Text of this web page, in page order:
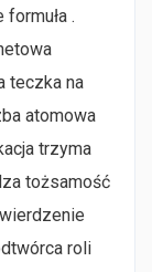
.
teczka na
atomowa
trzyma
tożsamość
roli